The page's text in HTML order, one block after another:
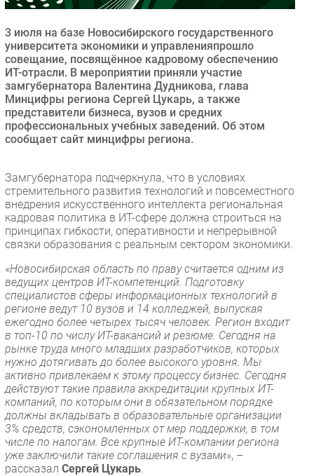
Инновации
CIO/Управление ИТ
Гаджеты
Здоровье
РАЗДЕЛЫ
Аналитика
Интервью
Мероприятия
Проекты
IT класс
Тестовый стенд
Каталог компаний
3 июля на базе Новосибирского государственного
университета экономики и управленияпрошло
совещание, посвящённое кадровому обеспечению
ИТ-отрасли. В мероприятии приняли участие
замгубернатора Валентина Дудникова, глава
Минцифры региона Сергей Цукарь, а также
представители бизнеса, вузов и средних
профессиональных учебных заведений. Об этом
сообщает сайт минцифры региона.
Замгубернатора подчеркнула, что в условиях
стремительного развития технологий и повсеместного
внедрения искусственного интеллекта региональная
кадровая политика в ИТ-сфере должна строиться на
принципах гибкости, оперативности и непрерывной
связки образования с реальным сектором экономики.
«Новосибирская область по праву считается одним из
ведущих центров ИТ-компетенций. Подготовку
специалистов сферы информационных технологий в
регионе ведут 10 вузов и 14 колледжей, выпуская
ежегодно более четырех тысяч человек. Регион входит
в топ-10 по числу ИТ-вакансий и резюме. Сегодня на
рынке труда много младших разработчиков, которых
нужно дотягивать до более высокого уровня. Мы
активно привлекаем к этому процессу бизнес. Сегодня
действуют такие правила аккредитации крупных ИТ-
компаний, по которым они в обязательном порядке
должны вкладывать в образовательные организации
3% средств, сэкономленных от мер поддержки, в том
числе по налогам. Все крупные ИТ-компании региона
уже заключили такие соглашения с вузами», –
рассказал Сергей Цукарь